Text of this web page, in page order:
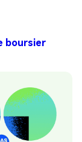
boursier